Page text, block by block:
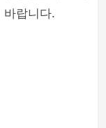
바랍니다.